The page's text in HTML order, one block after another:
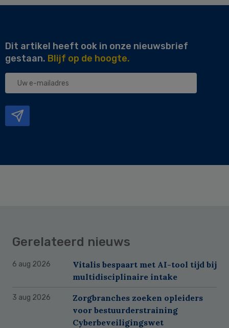
Dit artikel heeft ook in onze nieuwsbrief
gestaan. Blijf op de hoogte.
Uw
Gerelateerd nieuws
6 aug 2026
Vitalis bespaart met AI-tool tijd bij
multidisciplinaire intake
3 aug 2026
Zorgbranches zoeken opleiders
voor bestuurderstraining
Cyberbeveiligingswet